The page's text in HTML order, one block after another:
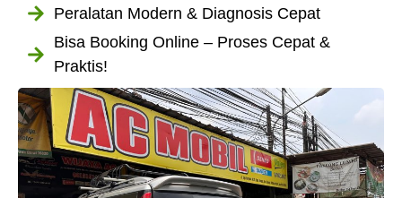
Peralatan Modern & Diagnosis Cepat
Bisa Booking Online – Proses Cepat &
Praktis!